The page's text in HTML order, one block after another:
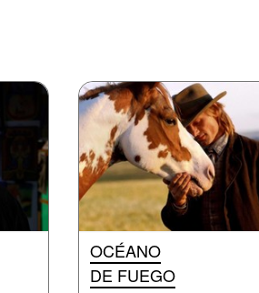
OCÉANO
DE FUEGO